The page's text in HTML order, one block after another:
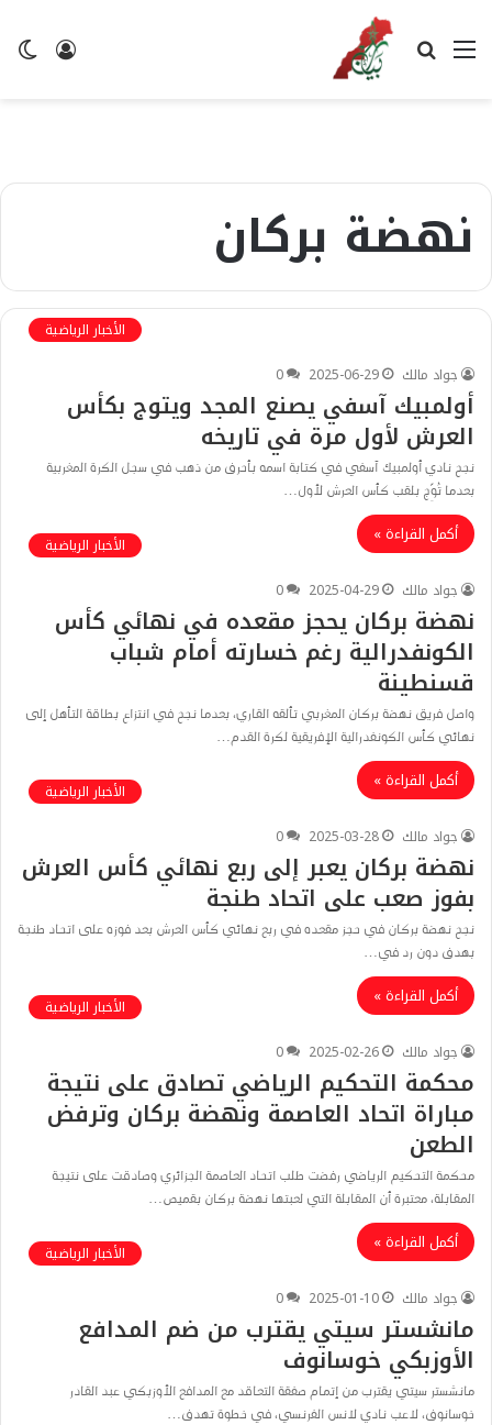
تسجيل
القائمة بحث
نهضة بركان
الأخبار الرياضية
جواد مالك
2025-06-29
0
أولمبيك آسفي يصنع المجد ويتوج بكأس
العرش لأول مرة في تاريخه
نجح نادي أولمبيك آسفي في كتابة اسمه بأحرف من ذهب في سجل الكرة المغربية
بعدما تُوِّج بلقب كأس العرش لأول…
أكمل القراءة »
الأخبار الرياضية
جواد مالك
2025-04-29
0
نهضة بركان يحجز مقعده في نهائي كأس
الكونفدرالية رغم خسارته أمام شباب
قسنطينة
واصل فريق نهضة بركان المغربي تألقه القاري، بعدما نجح في انتزاع بطاقة التأهل إلى
نهائي كأس الكونفدرالية الإفريقية لكرة القدم…
أكمل القراءة »
الأخبار الرياضية
جواد مالك
2025-03-28
0
نهضة بركان يعبر إلى ربع نهائي كأس العرش
بفوز صعب على اتحاد طنجة
نجح نهضة بركان في حجز مقعده في ربع نهائي كأس العرش بعد فوزه على اتحاد طنجة
بهدف دون رد في…
أكمل القراءة »
الأخبار الرياضية
جواد مالك
2025-02-26
0
محكمة التحكيم الرياضي تصادق على نتيجة
مباراة اتحاد العاصمة ونهضة بركان وترفض
الطعن
محكمة التحكيم الرياضي رفضت طلب اتحاد العاصمة الجزائري وصادقت على نتيجة
المقابلة، معتبرة أن المقابلة التي لعبتها نهضة بركان بقميص…
أكمل القراءة »
الأخبار الرياضية
جواد مالك
2025-01-10
0
مانشستر سيتي يقترب من ضم المدافع
الأوزبكي خوسانوف
مانشستر سيتي يقترب من إتمام صفقة التعاقد مع المدافع الأوزبكي عبد القادر
خوسانوف، لاعب نادي لانس الفرنسي، في خطوة تهدف…